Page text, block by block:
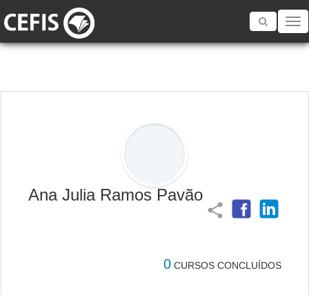
Toggle
Ana Julia Ramos Pavão
share
0 CURSOS CONCLUÍDOS